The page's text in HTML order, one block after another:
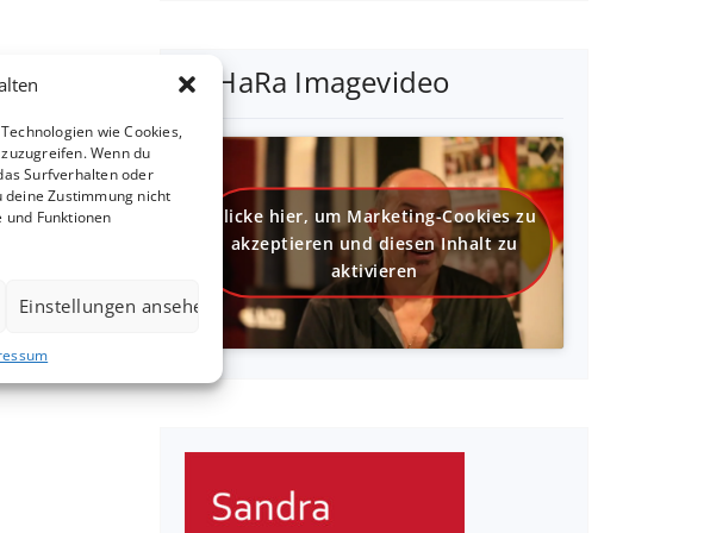
wie Cookies,
Wenn du
Surfverhalten oder
Zustimmung nicht
Funktionen
Einstellungen ansehen
SaHaRa Imagevideo
Klicke hier, um Marketing-Cookies zu
akzeptieren und diesen Inhalt zu
aktivieren